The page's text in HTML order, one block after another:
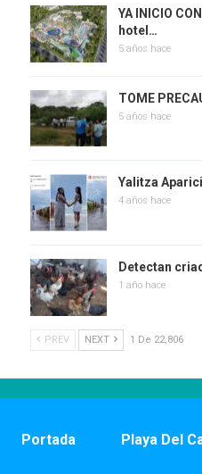
YA INICIO
hotel…
5 años hace
TOME
5 años hace
Yalitza
4 años hace
Detectan
1 año hace
PREV NEXT 1 De 22,806
Portada Playa Del